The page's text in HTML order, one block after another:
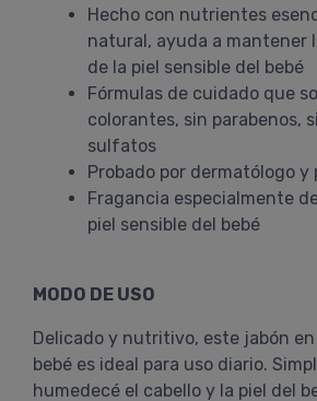
Hecho con nutrientes
natural, ayuda a mantener
de la piel sensible del bebé
Fórmulas de cuidado que
colorantes, sin parabenos,
sulfatos
Probado por dermatólogo y
Fragancia especialmente
piel sensible del bebé
MODO DE USO
Delicado y nutritivo, este jabón en
bebé es ideal para uso diario.
humedecé el cabello y la piel del